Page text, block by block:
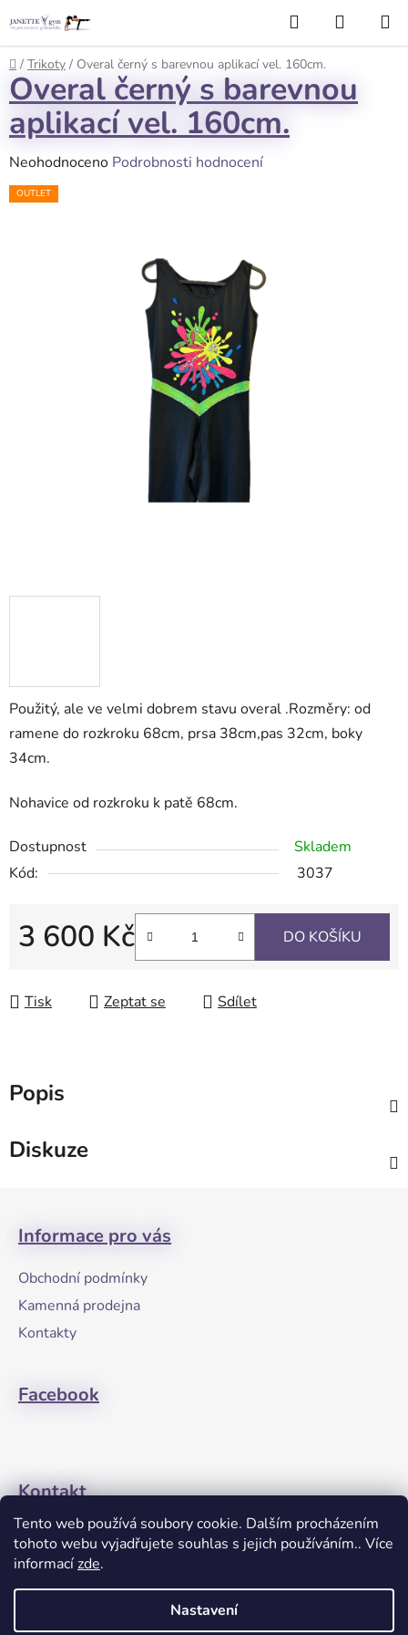
Tento web používá soubory cookie. Dalším procházením
tohoto webu vyjadřujete souhlas s jejich používáním.. Více
informacízde.
Nastavení
na
obsah
Hledat
KOŠÍK
Domů
/ Trikoty / Overal černý s barevnou aplikací vel. 160cm.
Použitý, ale ve velmi dobrem stavu overal .Rozměry: od
ramene do rozkroku 68cm, prsa 38cm,pas 32cm, boky
34cm.
Nohavice od rozkroku k patě 68cm.
Dostupnost
Skladem
Kód:
3037
3 600 Kč DO KOŠÍKU
Tisk Zeptat se Sdílet
Overal černý s barevnou
aplikací vel. 160cm.
Průměrné
hodnocení
Neohodnoceno Podrobnosti hodnocení
OUTLET
Popis
Diskuze
Informace pro vás
Obchodní podmínky
Kamenná prodejna
Kontakty
Facebook
Kontakt
+420608274762